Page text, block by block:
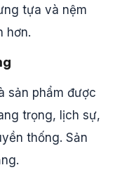
tựa và nệm
hơn.
sản phẩm được
trọng, lịch sự,
thống. Sản